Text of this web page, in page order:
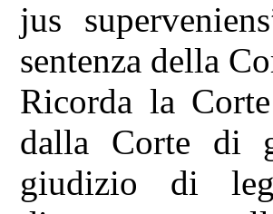
jus
sentenza della
Ricorda la
dalla Corte di
giudizio di